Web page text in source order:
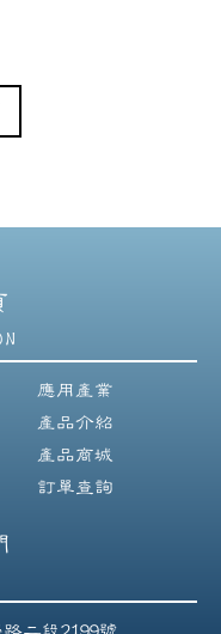
應用產業
產品介紹
產品商城
訂單查詢